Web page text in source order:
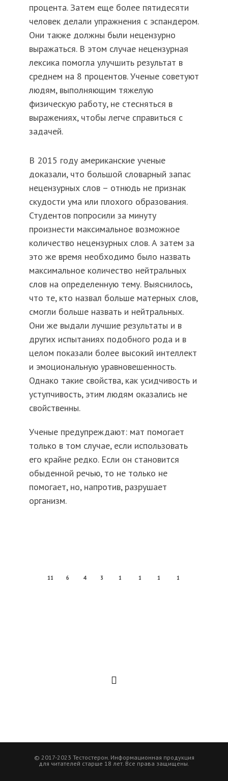
процента. Затем еще более пятидесяти
человек делали упражнения с эспандером.
Они также должны были нецензурно
выражаться. В этом случае нецензурная
лексика помогла улучшить результат в
среднем на 8 процентов. Ученые советуют
людям, выполняющим тяжелую
физическую работу, не стесняться в
выражениях, чтобы легче справиться с
задачей.
В 2015 году американские ученые
доказали, что большой словарный запас
нецензурных слов – отнюдь не признак
скудости ума или плохого образования.
Студентов попросили за минуту
произнести максимальное возможное
количество нецензурных слов. А затем за
это же время необходимо было назвать
максимальное количество нейтральных
слов на определенную тему. Выяснилось,
что те, кто назвал больше матерных слов,
смогли больше назвать и нейтральных.
Они же выдали лучшие результаты и в
других испытаниях подобного рода и в
целом показали более высокий интеллект
и эмоциональную уравновешенность.
Однако такие свойства, как усидчивость и
уступчивость, этим людям оказались не
свойственны.
Ученые предупреждают: мат помогает
только в том случае, если использовать
его крайне редко. Если он становится
обыденной речью, то не только не
помогает, но, напротив, разрушает
организм.
11 6 4 3 1 1 1 1
© 2017-2023 Тестостерон. Информационная продукция
для читателей старше 18 лет. Все права защищены.